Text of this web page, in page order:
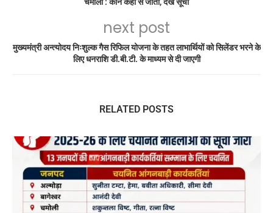
चमोली : कौन कहां से जीता, देखें सूची
next post
मुख्यमंत्री अन्त्योदय निःशुल्क गैस रिफिल योजना के तहत लाभार्थियों को सिलेंडर भरने के
लिए धनराशि डी.बी.टी. के माध्यम से दी जाएगी
RELATED POSTS